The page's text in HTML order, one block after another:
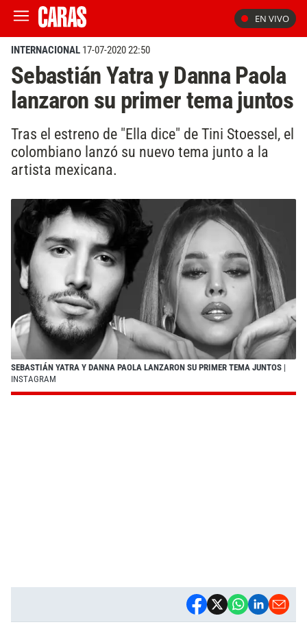
EN VIVO
INTERNACIONAL 17-07-2020 22:50
Sebastián Yatra y Danna Paola
lanzaron su primer tema juntos
Tras el estreno de "Ella dice" de Tini Stoessel, el
colombiano lanzó su nuevo tema junto a la
artista mexicana.
SEBASTIÁN YATRA Y DANNA PAOLA LANZARON SU PRIMER TEMA JUNTOS |
INSTAGRAM